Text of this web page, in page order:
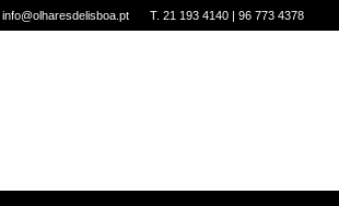
info@olharesdelisboa.pt T. 21 193 4140 | 96 773 4378